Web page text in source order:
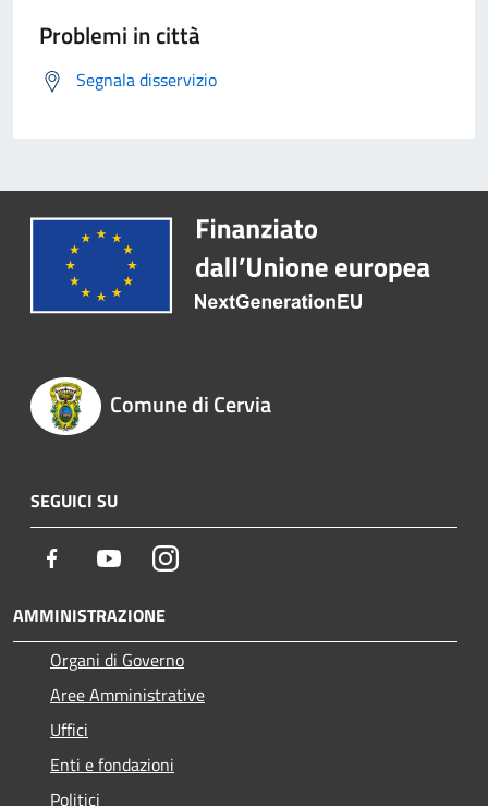
Problemi in città
Segnala disservizio
Comune di Cervia
SEGUICI SU
Facebook YoutubeInstagram
AMMINISTRAZIONE
Organi di Governo
Aree Amministrative
Uffici
Enti e fondazioni
Politici